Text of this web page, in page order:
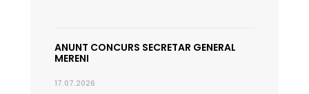
ANUNT CONCURS SECRETAR GENERAL
MERENI
17.07.2026